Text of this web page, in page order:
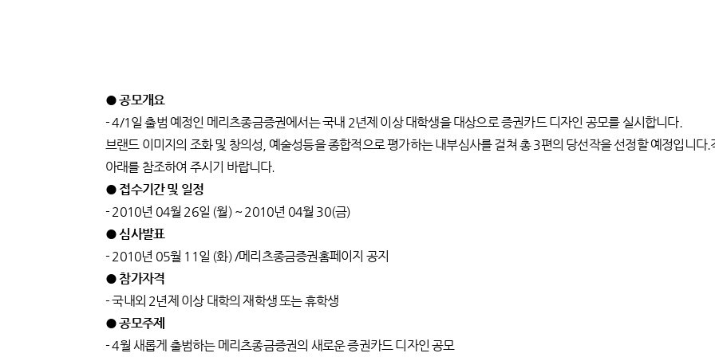
● 공모개요
- 4/1일 출범 예정인 메리츠종금증권에서는 국내 2년제 이상 대학생을 대상으로 증권카드 디자인 공모를 실시합니다.
브랜드 이미지의 조화 및 창의성, 예술성등을 종합적으로 평가하는 내부심사를 걸쳐 총 3편의 당선작을 선정할 예정입니다
아래를 참조하여 주시기 바랍니다.
● 접수기간 및 일정
- 2010년 04월 26일 (월) ~ 2010년 04월 30(금)
● 심사발표
- 2010년 05월 11일 (화) /메리츠종금증권홈페이지 공지
● 참가자격
- 국내외 2년제 이상 대학의 재학생 또는 휴학생
● 공모주제
- 4월 새롭게 출범하는 메리츠종금증권의 새로운 증권카드 디자인 공모